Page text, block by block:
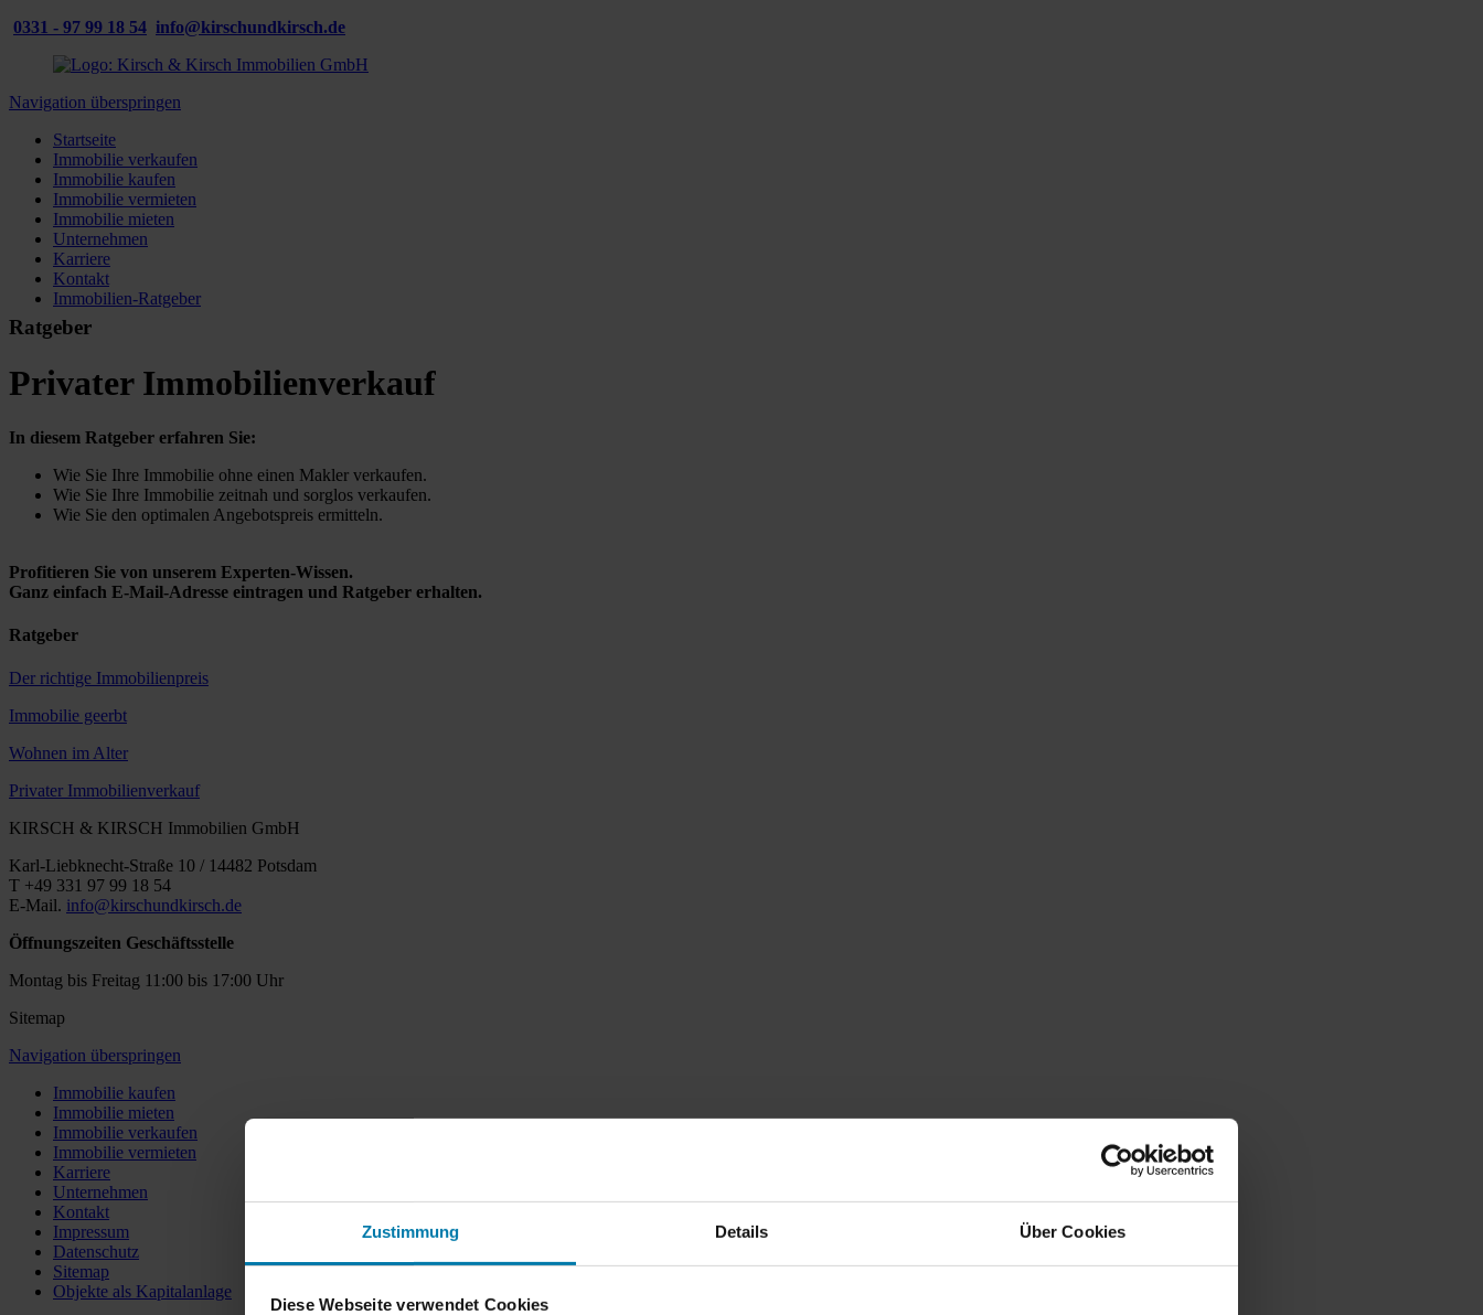
Zustimmung Details Über Cookies
Diese Webseite verwendet Cookies
0331 - 97 99 18 54 info@kirschundkirsch.de
Navigation überspringen
Startseite
Immobilie verkaufen
Immobilie kaufen
Immobilie vermieten
Immobilie mieten
Unternehmen
Karriere
Kontakt
Immobilien-Ratgeber
Ratgeber
Privater Immobilienverkauf
In diesem Ratgeber erfahren Sie:
Wie Sie Ihre Immobilie ohne einen Makler verkaufen.
Wie Sie Ihre Immobilie zeitnah und sorglos verkaufen.
Wie Sie den optimalen Angebotspreis ermitteln.
Profitieren Sie von unserem Experten-Wissen.
Ganz einfach E-Mail-Adresse eintragen und Ratgeber erhalten.
Ratgeber
Der richtige Immobilienpreis
Immobilie geerbt
Wohnen im Alter
Privater Immobilienverkauf
KIRSCH & KIRSCH Immobilien GmbH
Karl-Liebknecht-Straße 10 / 14482 Potsdam
T +49 331 97 99 18 54
E-Mail. info@kirschundkirsch.de
Öffnungszeiten Geschäftsstelle
Montag bis Freitag 11:00 bis 17:00 Uhr
Sitemap
Navigation überspringen
Immobilie kaufen
Immobilie mieten
Immobilie verkaufen
Immobilie vermieten
Karriere
Unternehmen
Kontakt
Impressum
Datenschutz
Sitemap
Objekte als Kapitalanlage